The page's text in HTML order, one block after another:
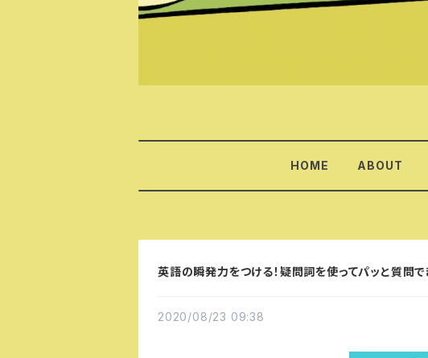
HOME ABOUT
英語の瞬発力をつける！疑問詞を使ってパッと質問
2020/08/23 09:38